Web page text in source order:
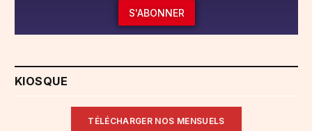
S'ABONNER
KIOSQUE
TÉLÉCHARGER NOS MENSUELS